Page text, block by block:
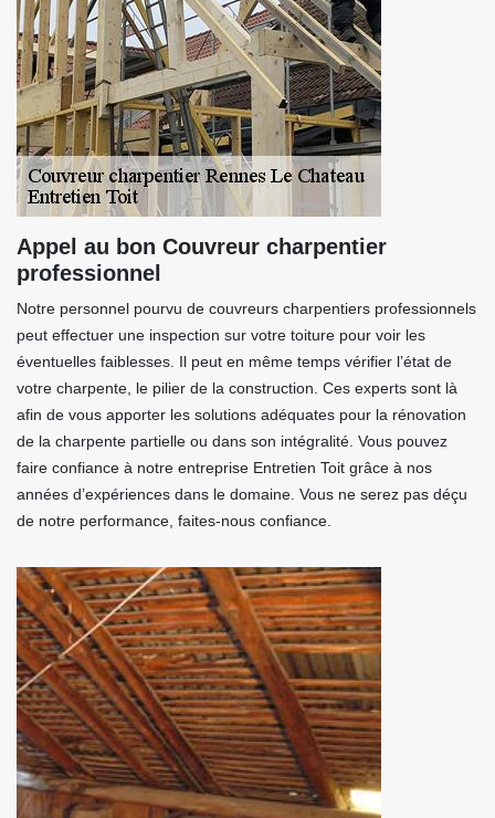
Appel au bon Couvreur charpentier
professionnel
Notre personnel pourvu de couvreurs charpentiers professionnels
peut effectuer une inspection sur votre toiture pour voir les
éventuelles faiblesses. Il peut en même temps vérifier l’état de
votre charpente, le pilier de la construction. Ces experts sont là
afin de vous apporter les solutions adéquates pour la rénovation
de la charpente partielle ou dans son intégralité. Vous pouvez
faire confiance à notre entreprise Entretien Toit grâce à nos
années d’expériences dans le domaine. Vous ne serez pas déçu
de notre performance, faites-nous confiance.